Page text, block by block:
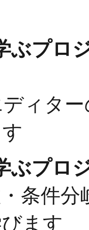
ぶプロ
ィタ
ぶプロ
条件
ます